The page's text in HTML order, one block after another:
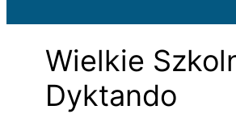
Wielkie
Dyktando